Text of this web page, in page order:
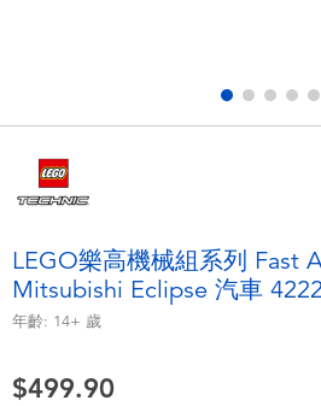
毛毛公仔玩具
LEGO樂高機械組系列 Fast
Mitsubishi Eclipse 汽車
年齡: 14+ 歲
$499.90